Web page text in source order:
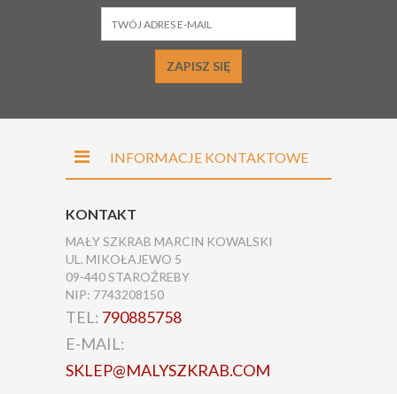
ZAPISZ SIĘ
INFORMACJE KONTAKTOWE
KONTAKT
MAŁY SZKRAB MARCIN KOWALSKI
UL. MIKOŁAJEWO 5
09-440 STAROŹREBY
NIP: 7743208150
TEL: 790885758
E-MAIL:
SKLEP@MALYSZKRAB.COM